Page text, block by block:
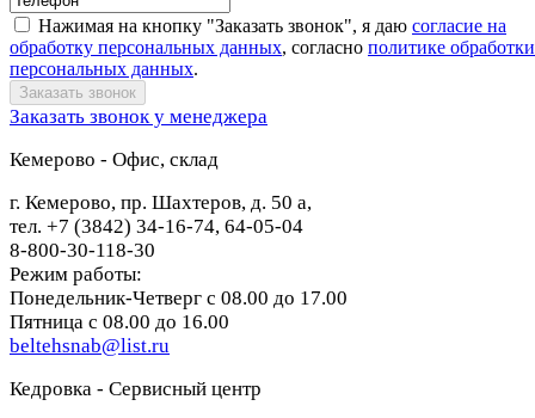
Нажимая на кнопку "Заказать звонок", я даю согласие на
обработку персональных данных, согласно политике обработки
персональных данных.
Заказать звонок у менеджера
Кемерово - Офис, склад
г. Кемерово, пр. Шахтеров, д. 50 а,
тел. +7 (3842) 34-16-74, 64-05-04
8-800-30-118-30
Режим работы:
Понедельник-Четверг с 08.00 до 17.00
Пятница с 08.00 до 16.00
beltehsnab@list.ru
Кедровка - Сервисный центр